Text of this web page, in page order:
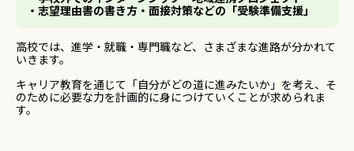
・志望理由書の書き方・面接対策などの「受験準備支援」
高校では、進学・就職・専門職など、さまざまな進路が分かれて
いきます。
キャリア教育を通じて「自分がどの道に進みたいか」を考え、そ
のために必要な力を計画的に身につけていくことが求められま
す。